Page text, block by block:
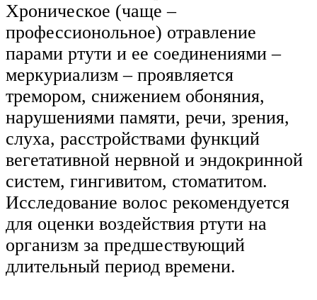
Хроническое (чаще –
профессионольное) отравление
парами ртути и ее соединениями –
меркуриализм – проявляется
тремором, снижением обоняния,
нарушениями памяти, речи, зрения,
слуха, расстройствами функций
вегетативной нервной и эндокринной
систем, гингивитом, стоматитом.
Исследование волос рекомендуется
для оценки воздействия ртути на
организм за предшествующий
длительный период времени.